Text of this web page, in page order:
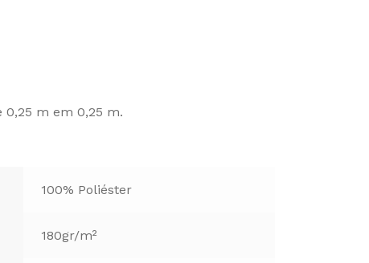
0,25 m em 0,25 m.
100% Poliéster
180gr/m²